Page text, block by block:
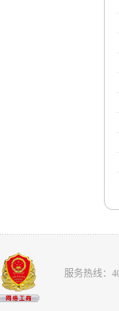
服务热线：